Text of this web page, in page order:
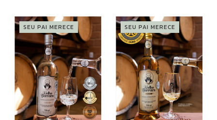
SEU PAI MERECE SEU PAI MERECE